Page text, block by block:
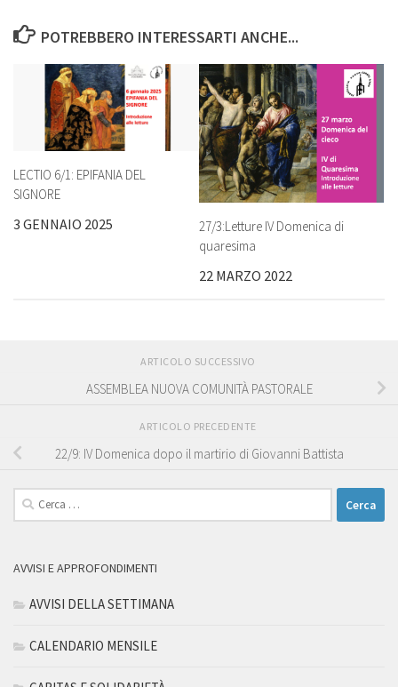
POTREBBERO INTERESSARTI ANCHE...
LECTIO 6/1: EPIFANIA DEL
SIGNORE
3 GENNAIO 2025
27/3:Letture IV Domenica di
quaresima
22 MARZO 2022
ARTICOLO SUCCESSIVO
ASSEMBLEA NUOVA COMUNITÀ PASTORALE
ARTICOLO PRECEDENTE
22/9: IV Domenica dopo il martirio di Giovanni Battista
Ricerca
per:
AVVISI E APPROFONDIMENTI
AVVISI DELLA SETTIMANA
CALENDARIO MENSILE